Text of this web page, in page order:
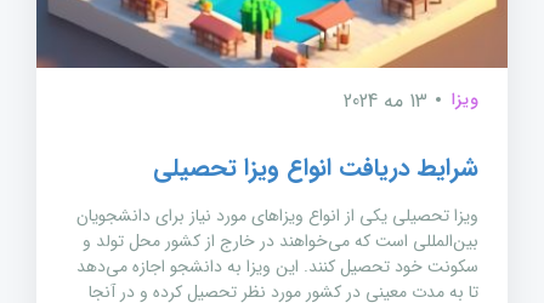
ویزا 13 مه 2024
شرایط دریافت انواع ویزا تحصیلی
ویزا تحصیلی یکی از انواع ویزاهای مورد نیاز برای دانشجویان
بین‌المللی است که می‌خواهند در خارج از کشور محل تولد و
سکونت خود تحصیل کنند. این ویزا به دانشجو اجازه می‌دهد
تا به مدت معینی در کشور مورد نظر تحصیل کرده و در آنجا